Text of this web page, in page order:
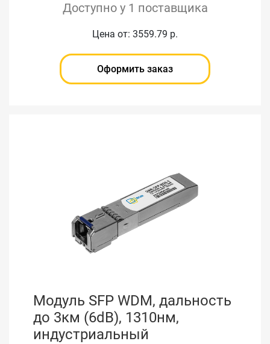
Доступно у 1 поставщика
Цена от: 3559.79 р.
Оформить заказ
Модуль SFP WDM, дальность
до 3км (6dB), 1310нм,
индустриальный